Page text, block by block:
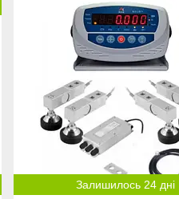
Залишилось 24 дні